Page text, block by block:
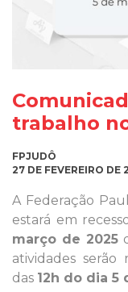
trabalho
FPJUDÔ
27 DE FEVEREIRO DE
A Federação
estará em
março de 2025
atividades
das 12h do dia 5